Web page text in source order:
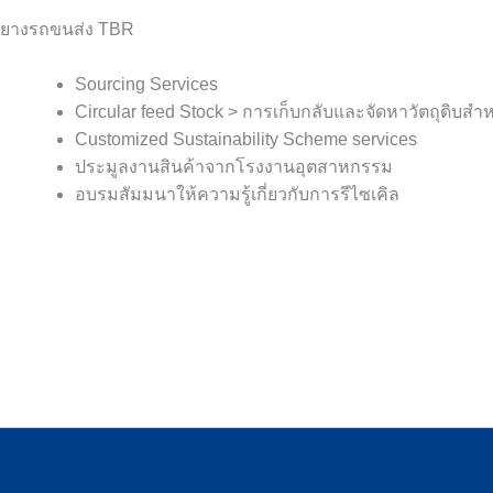
ยางรถขนส่ง TBR
Sourcing Services
Circular feed Stock > การเก็บกลับและจัดหาวัตถุดิบส
Customized Sustainability Scheme services
ประมูลงานสินค้าจากโรงงานอุตสาหกรรม
อบรมสัมมนาให้ความรู้เกี่ยวกับการรีไซเคิล